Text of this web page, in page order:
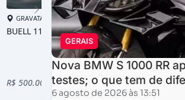
GERAIS
Nova BMW S 1000 RR
testes; o que tem de
6 agosto de 2026 às 13:51